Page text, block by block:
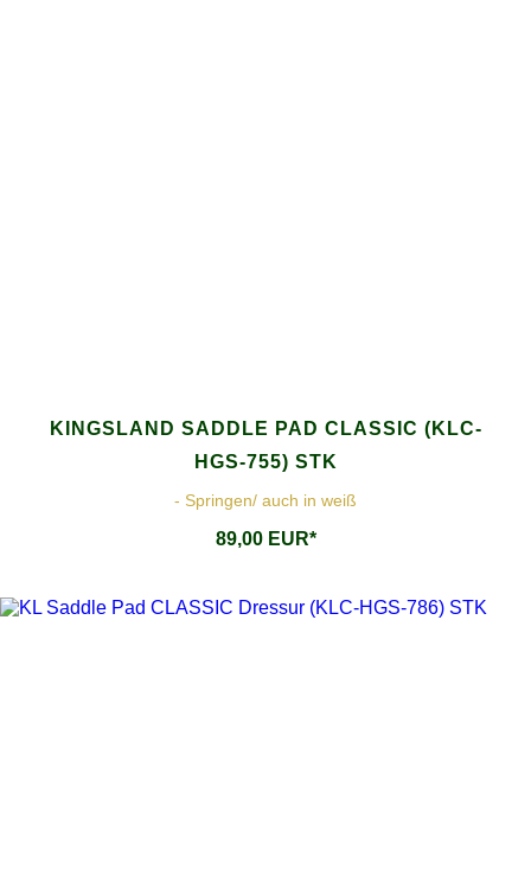
KINGSLAND SADDLE PAD CLASSIC (KLC-
HGS-755) STK
- Springen/ auch in weiß
89,00 EUR*